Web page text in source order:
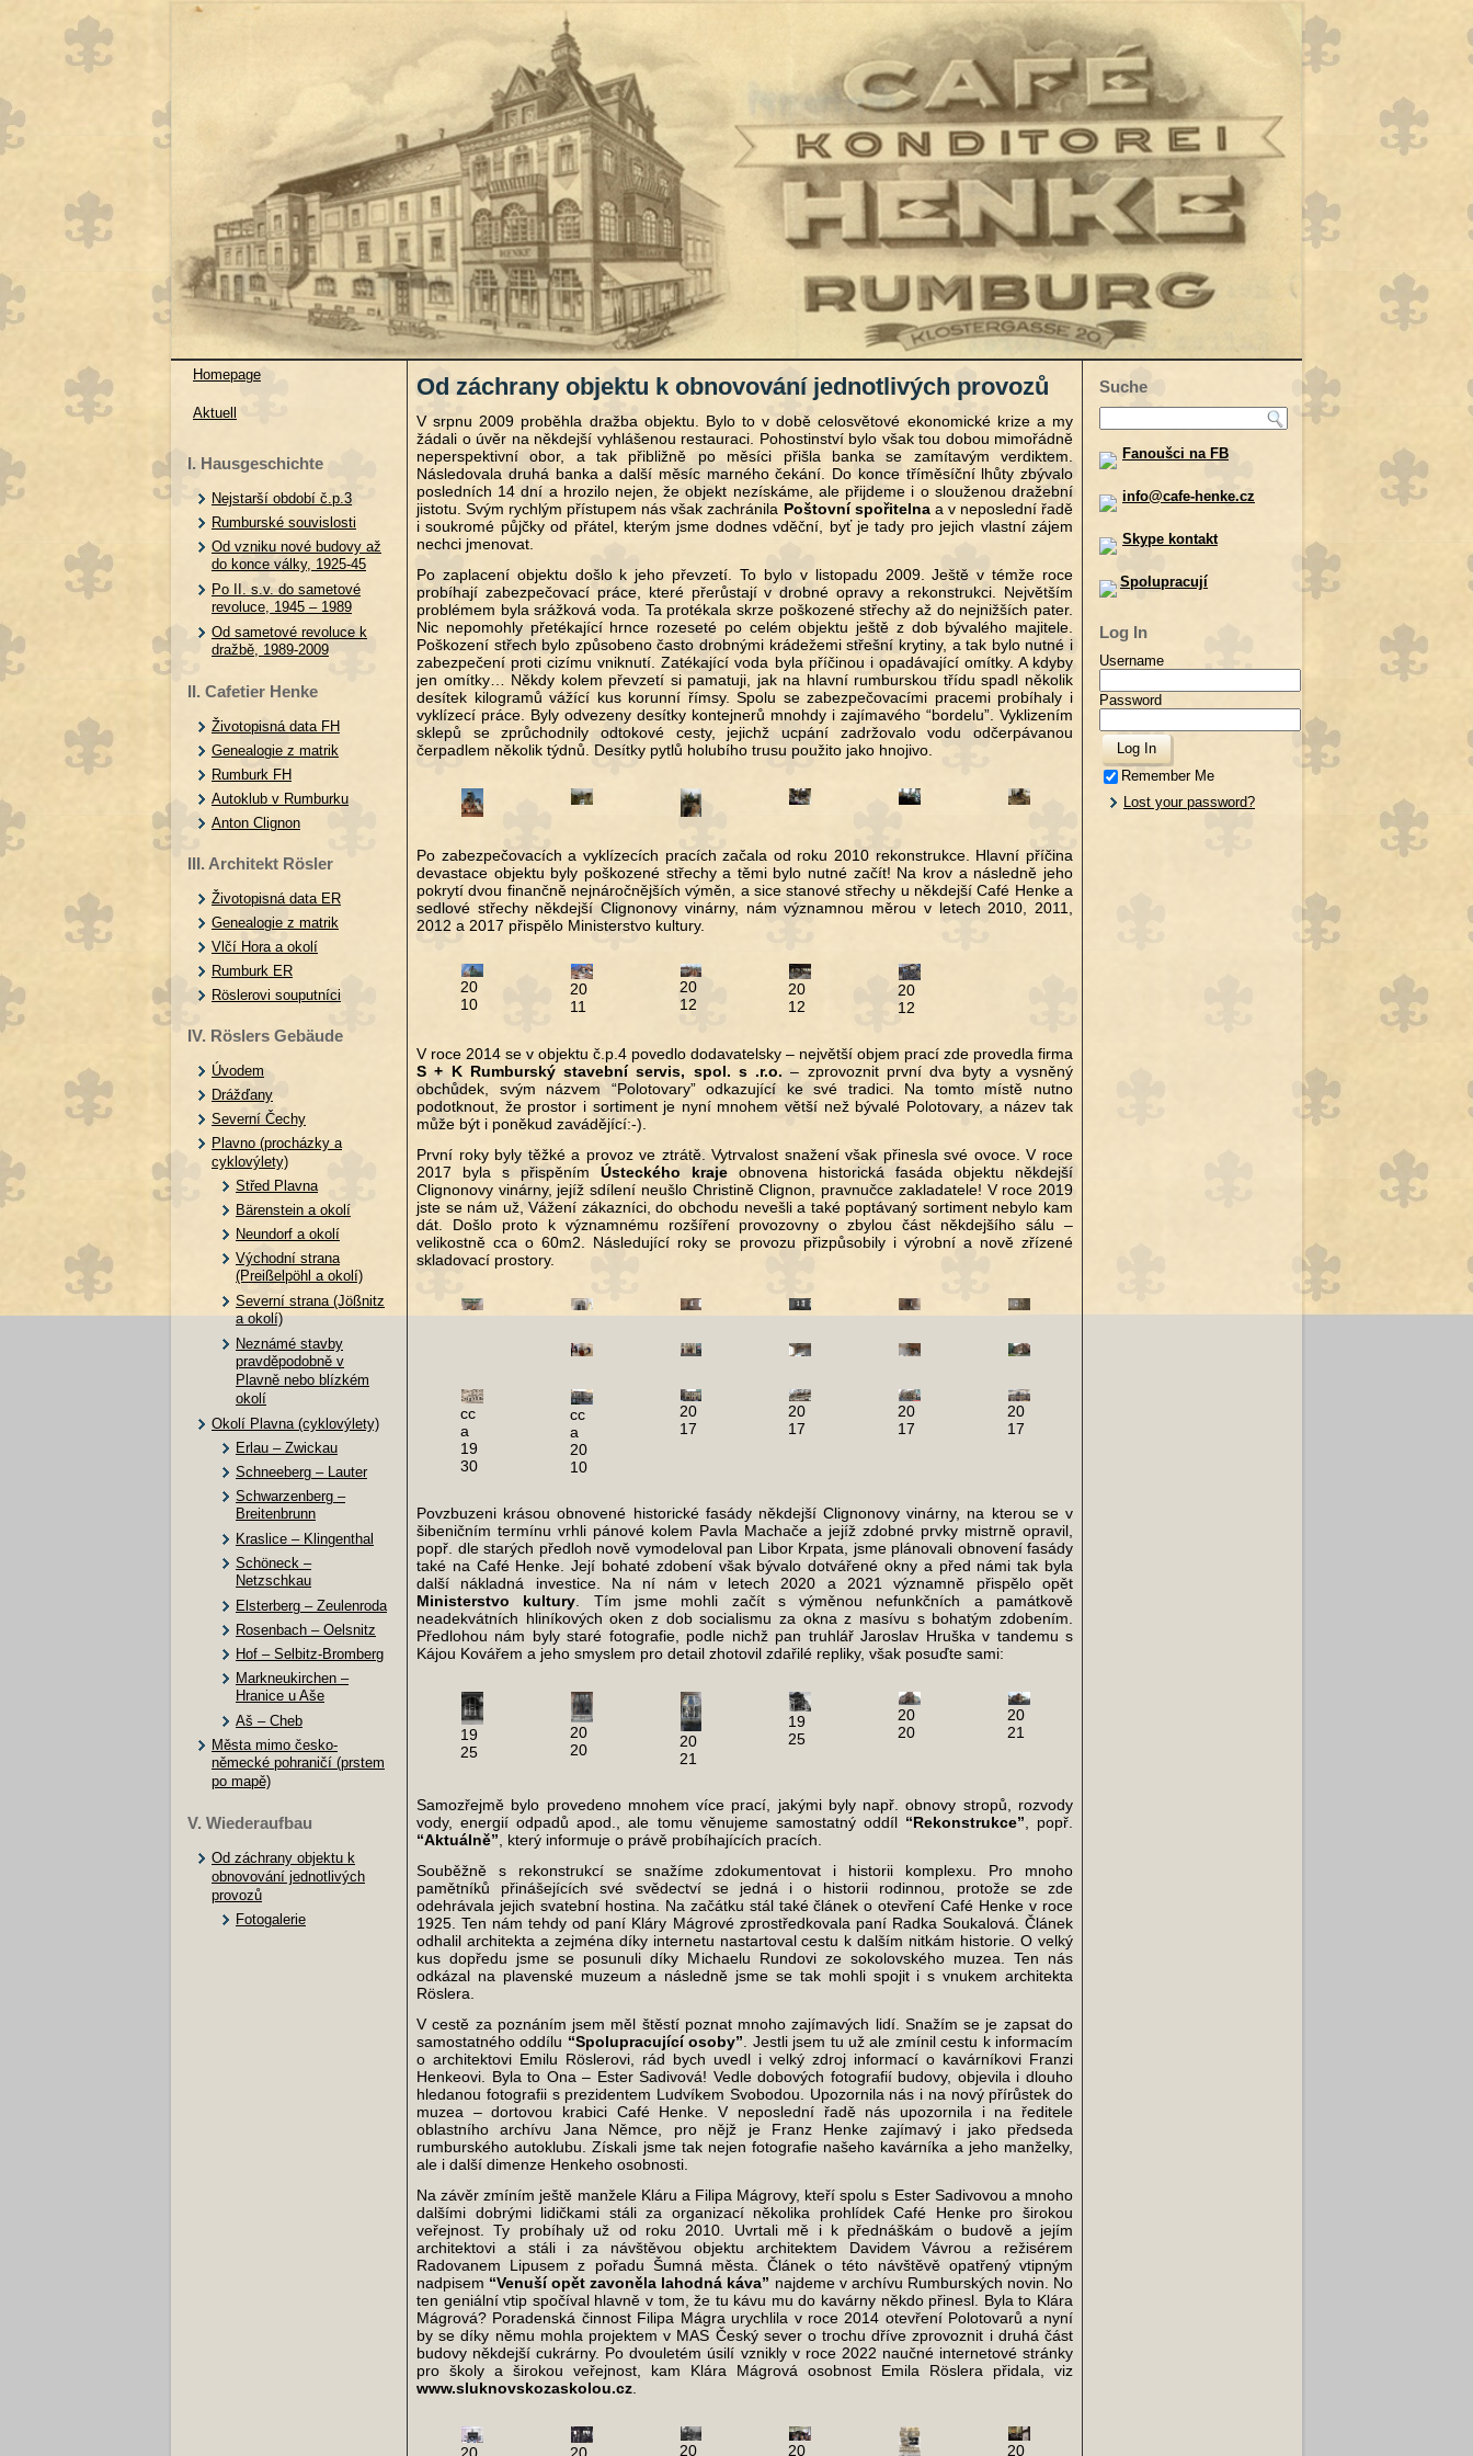
Homepage
Aktuell
I. Hausgeschichte
Nejstarší období č.p.3
Rumburské souvislosti
Od vzniku nové budovy až
do konce války, 1925-45
Po II. s.v. do sametové
revoluce, 1945 – 1989
Od sametové revoluce k
dražbě, 1989-2009
II. Cafetier Henke
Životopisná data FH
Genealogie z matrik
Rumburk FH
Autoklub v Rumburku
Anton Clignon
III. Architekt Rösler
Životopisná data ER
Genealogie z matrik
Vlčí Hora a okolí
Rumburk ER
Röslerovi souputníci
IV. Röslers Gebäude
Úvodem
Drážďany
Severní Čechy
Plavno (procházky a
cyklovýlety)
Střed Plavna
Bärenstein a okolí
Neundorf a okolí
Východní strana
(Preißelpöhl a okolí)
Severní strana (Jößnitz
a okolí)
Neznámé stavby
pravděpodobně v
Plavně nebo blízkém
okolí
Okolí Plavna (cyklovýlety)
Erlau – Zwickau
Schneeberg – Lauter
Schwarzenberg –
Breitenbrunn
Kraslice – Klingenthal
Schöneck –
Netzschkau
Elsterberg – Zeulenroda
Rosenbach – Oelsnitz
Hof – Selbitz-Bromberg
Markneukirchen –
Hranice u Aše
Aš – Cheb
Města mimo česko-
německé pohraničí (prstem
po mapě)
V. Wiederaufbau
Od záchrany objektu k
obnovování jednotlivých
provozů
Fotogalerie
Od záchrany objektu k obnovování jednotlivých provozů
V srpnu 2009 proběhla dražba objektu. Bylo to v době celosvětové ekonomické krize a my
žádali o úvěr na někdejší vyhlášenou restauraci. Pohostinství bylo však tou dobou mimořádně
neperspektivní obor, a tak přibližně po měsíci přišla banka se zamítavým verdiktem.
Následovala druhá banka a další měsíc marného čekání. Do konce tříměsíční lhůty zbývalo
posledních 14 dní a hrozilo nejen, že objekt nezískáme, ale přijdeme i o slouženou dražební
jistotu. Svým rychlým přístupem nás však zachránila Poštovní spořitelnaa v neposlední řadě
i soukromé půjčky od přátel, kterým jsme dodnes vděční, byť je tady pro jejich vlastní zájem
nechci jmenovat.
Po zaplacení objektu došlo k jeho převzetí. To bylo v listopadu 2009. Ještě v témže roce
probíhají zabezpečovací práce, které přerůstají v drobné opravy a rekonstrukci. Největším
problémem byla srážková voda. Ta protékala skrze poškozené střechy až do nejnižších pater.
Nic nepomohly přetékající hrnce rozeseté po celém objektu ještě z dob bývalého majitele.
Poškození střech bylo způsobeno často drobnými krádežemi střešní krytiny, a tak bylo nutné i
zabezpečení proti cizímu vniknutí. Zatékající voda byla příčinou i opadávající omítky. A kdyby
jen omítky… Někdy kolem převzetí si pamatuji, jak na hlavní rumburskou třídu spadl několik
desítek kilogramů vážící kus korunní římsy. Spolu se zabezpečovacími pracemi probíhaly i
vyklízecí práce. Byly odvezeny desítky kontejnerů mnohdy i zajímavého “bordelu”. Vyklizením
sklepů se zprůchodnily odtokové cesty, jejichž ucpání zadržovalo vodu odčerpávanou
čerpadlem několik týdnů. Desítky pytlů holubího trusu použito jako hnojivo.
Po zabezpečovacích a vyklízecích pracích začala od roku 2010 rekonstrukce. Hlavní příčina
devastace objektu byly poškozené střechy a těmi bylo nutné začít! Na krov a následně jeho
pokrytí dvou finančně nejnáročnějších výměn, a sice stanové střechy u někdejší Café Henke a
sedlové střechy někdejší Clignonovy vinárny, nám významnou měrou v letech 2010, 2011,
2012 a 2017 přispělo Ministerstvo kultury.
20
10
20
11
20
12
20
12
20
12
V roce 2014 se v objektu č.p.4 povedlo dodavatelsky – největší objem prací zde provedla firma
S + K Rumburský stavební servis, spol. s .r.o.– zprovoznit první dva byty a vysněný
obchůdek, svým názvem “Polotovary” odkazující ke své tradici. Na tomto místě nutno
podotknout, že prostor i sortiment je nyní mnohem větší než bývalé Polotovary, a název tak
může být i poněkud zavádějící:-).
První roky byly těžké a provoz ve ztrátě. Vytrvalost snažení však přinesla své ovoce. V roce
2017 byla s přispěním Ústeckého kraje obnovena historická fasáda objektu někdejší
Clignonovy vinárny, jejíž sdílení neušlo Christině Clignon, pravnučce zakladatele! V roce 2019
jste se nám už, Vážení zákazníci, do obchodu nevešli a také poptávaný sortiment nebylo kam
dát. Došlo proto k významnému rozšíření provozovny o zbylou část někdejšího sálu –
velikostně cca o 60m2. Následující roky se provozu přizpůsobily i výrobní a nově zřízené
skladovací prostory.
cc
a
19
30
cc
a
20
10
20
17
20
17
20
17
20
17
Povzbuzeni krásou obnovené historické fasády někdejší Clignonovy vinárny, na kterou se v
šibeničním termínu vrhli pánové kolem Pavla Machače a jejíž zdobné prvky mistrně opravil,
popř. dle starých předloh nově vymodeloval pan Libor Krpata, jsme plánovali obnovení fasády
také na Café Henke. Její bohaté zdobení však bývalo dotvářené okny a před námi tak byla
další nákladná investice. Na ní nám v letech 2020 a 2021 významně přispělo opět
Ministerstvo kultury. Tím jsme mohli začít s výměnou nefunkčních a památkově
neadekvátních hliníkových oken z dob socialismu za okna z masívu s bohatým zdobením.
Předlohou nám byly staré fotografie, podle nichž pan truhlář Jaroslav Hruška v tandemu s
Kájou Kovářem a jeho smyslem pro detail zhotovil zdařilé repliky, však posuďte sami:
19
25
20
20
20
21
19
25
20
20
20
21
Samozřejmě bylo provedeno mnohem více prací, jakými byly např. obnovy stropů, rozvody
vody, energií odpadů apod., ale tomu věnujeme samostatný oddíl “Rekonstrukce” , popř.
“Aktuálně” , který informuje o právě probíhajících pracích.
Souběžně s rekonstrukcí se snažíme zdokumentovat i historii komplexu. Pro mnoho
pamětníků přinášejících své svědectví se jedná i o historii rodinnou, protože se zde
odehrávala jejich svatební hostina. Na začátku stál také článek o otevření Café Henke v roce
1925. Ten nám tehdy od paní Kláry Mágrové zprostředkovala paní Radka Soukalová. Článek
odhalil architekta a zejména díky internetu nastartoval cestu k dalším nitkám historie. O velký
kus dopředu jsme se posunuli díky Michaelu Rundovi ze sokolovského muzea. Ten nás
odkázal na plavenské muzeum a následně jsme se tak mohli spojit i s vnukem architekta
Röslera.
V cestě za poznáním jsem měl štěstí poznat mnoho zajímavých lidí. Snažím se je zapsat do
samostatného oddílu “Spolupracující osoby” . Jestli jsem tu už ale zmínil cestu k informacím
o architektovi Emilu Röslerovi, rád bych uvedl i velký zdroj informací o kavárníkovi Franzi
Henkeovi. Byla to Ona – Ester Sadivová! Vedle dobových fotografií budovy, objevila i dlouho
hledanou fotografii s prezidentem Ludvíkem Svobodou. Upozornila nás i na nový přírůstek do
muzea – dortovou krabici Café Henke. V neposlední řadě nás upozornila i na ředitele
oblastního archívu Jana Němce, pro nějž je Franz Henke zajímavý i jako předseda
rumburského autoklubu. Získali jsme tak nejen fotografie našeho kavárníka a jeho manželky,
ale i další dimenze Henkeho osobnosti.
Na závěr zmíním ještě manžele Kláru a Filipa Mágrovy, kteří spolu s Ester Sadivovou a mnoho
dalšími dobrými lidičkami stáli za organizací několika prohlídek Café Henke pro širokou
veřejnost. Ty probíhaly už od roku 2010. Uvrtali mě i k přednáškám o budově a jejím
architektovi a stáli i za návštěvou objektu architektem Davidem Vávrou a režisérem
Radovanem Lipusem z pořadu Šumná města. Článek o této návštěvě opatřený vtipným
nadpisem “Venuší opět zavoněla lahodná káva” najdeme v archívu Rumburských novin. No
ten geniální vtip spočíval hlavně v tom, že tu kávu mu do kavárny někdo přinesl. Byla to Klára
Mágrová? Poradenská činnost Filipa Mágra urychlila v roce 2014 otevření Polotovarů a nyní
by se díky němu mohla projektem v MAS Český sever o trochu dříve zprovoznit i druhá část
budovy někdejší cukrárny. Po dvouletém úsilí vznikly v roce 2022 naučné internetové stránky
pro školy a širokou veřejnost, kam Klára Mágrová osobnost Emila Röslera přidala, viz
www.sluknovskozaskolou.cz
20 20 20 20 20
Suche
Fanoušci na FB
info@cafe-henke.cz
Skype kontakt
Spolupracují
Log In
Username
Password
Remember Me
Lost your password?